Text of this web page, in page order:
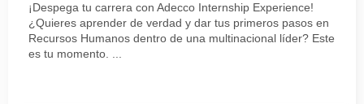
¡Despega tu carrera con Adecco Internship Experience!
¿Quieres aprender de verdad y dar tus primeros pasos en
Recursos Humanos dentro de una multinacional líder? Este
es tu momento. ...